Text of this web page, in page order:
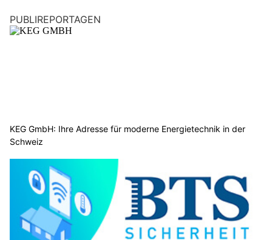
PUBLIREPORTAGEN
KEG GmbH: Ihre Adresse für moderne Energietechnik in der
Schweiz